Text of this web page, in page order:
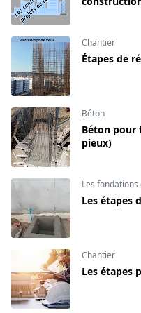
Chantier
Étapes de
Béton
Béton pour
pieux)
Les
Les étapes
Chantier
Les étapes